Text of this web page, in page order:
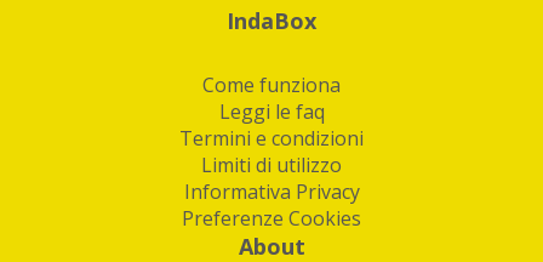
IndaBox
Come funziona
Leggi le faq
Termini e condizioni
Limiti di utilizzo
Informativa Privacy
Preferenze Cookies
About